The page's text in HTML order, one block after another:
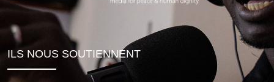
ILS NOUS SOUTIENNENT